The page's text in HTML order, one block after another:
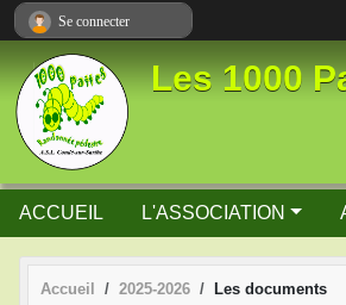
Les 1000
ACCUEIL L'ASSOCIATION
Accueil 2025-2026 Les documents
Se connecter
Panneau de gestion des cookies